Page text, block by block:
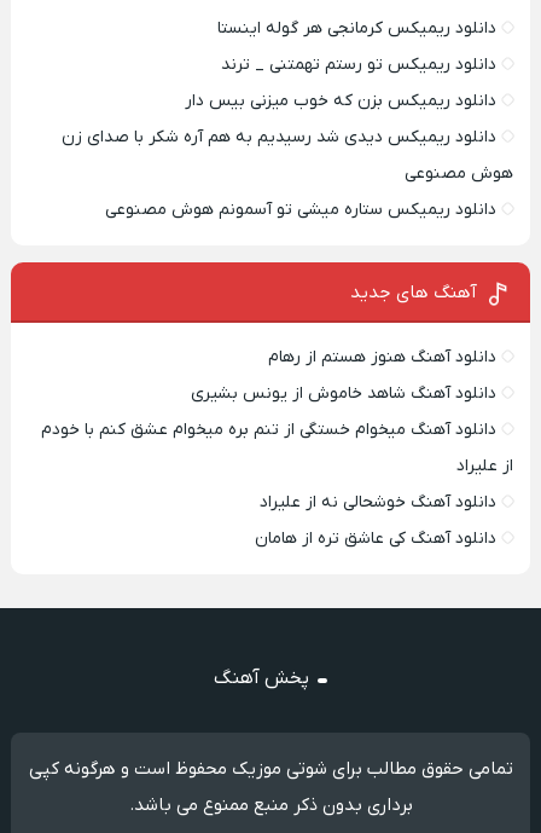
دانلود ریمیکس کرمانجی هر گوله اینستا
دانلود ریمیکس تو رستم تهمتنی _ ترند
دانلود ریمیکس بزن که خوب میزنی بیس دار
دانلود ریمیکس دیدی شد رسیدیم به هم آره شکر با صدای زن
هوش مصنوعی
دانلود ریمیکس ستاره میشی تو آسمونم هوش مصنوعی
آهنگ های جدید
دانلود آهنگ هنوز هستم از رهام
دانلود آهنگ شاهد خاموش از یونس بشیری
دانلود آهنگ میخوام خستگی از تنم بره میخوام عشق کنم با خودم
از علیراد
دانلود آهنگ خوشحالی نه از علیراد
دانلود آهنگ کی عاشق تره از هامان
پخش آهنگ
تمامی حقوق مطالب برای شوتی موزیک محفوظ است و هرگونه کپی
برداری بدون ذکر منبع ممنوع می باشد.